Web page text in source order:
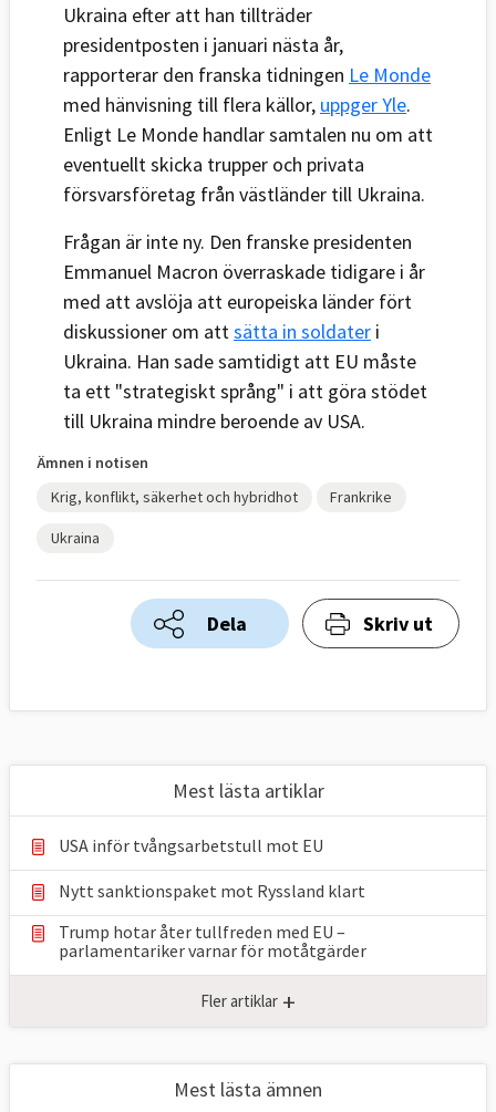
Ukraina efter att han tillträder
presidentposten i januari nästa år,
rapporterar den franska tidningen Le Monde
med hänvisning till flera källor, uppger Yle.
Enligt Le Monde handlar samtalen nu om att
eventuellt skicka trupper och privata
försvarsföretag från västländer till Ukraina.
Frågan är inte ny. Den franske presidenten
Emmanuel Macron överraskade tidigare i år
med att avslöja att europeiska länder fört
diskussioner om attsätta in soldater i
Ukraina. Han sade samtidigt att EU måste
ta ett "strategiskt språng" i att göra stödet
till Ukraina mindre beroende av USA.
Ämnen i notisen
Krig, konflikt, säkerhet och hybridhot
Frankrike
Ukraina
Dela Skriv ut
Mest lästa artiklar
USA inför tvångsarbetstull mot EU
Nytt sanktionspaket mot Ryssland klart
Trump hotar åter tullfreden med EU –
parlamentariker ⁠varnar för motåtgärder
Fler artiklar +
Mest lästa ämnen